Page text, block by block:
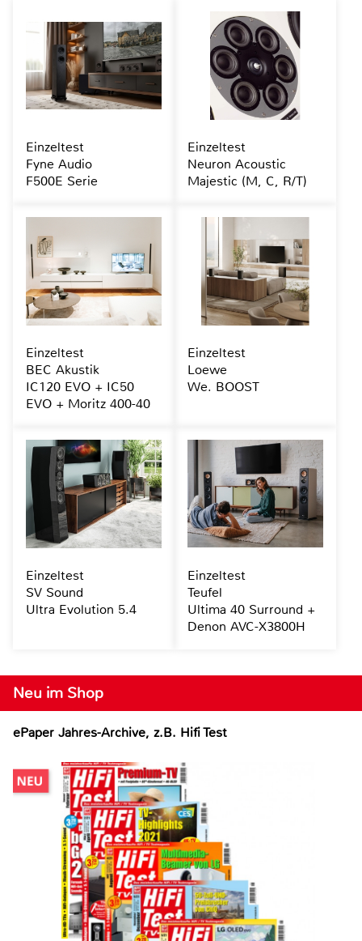
Neu im Shop
ePaper Jahres-Archive, z.B. Hifi Test
Einzeltest
Fyne Audio
F500E Serie
Einzeltest
Neuron Acoustic
Majestic (M, C, R/T)
Einzeltest
BEC Akustik
IC120 EVO + IC50
EVO + Moritz 400-40
Einzeltest
Loewe
We. BOOST
Einzeltest
SV Sound
Ultra Evolution 5.4
Einzeltest
Teufel
Ultima 40 Surround +
Denon AVC-X3800H